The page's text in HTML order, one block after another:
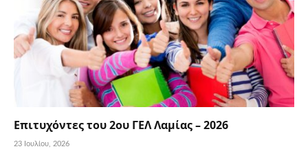
Επιτυχόντες του 2ου ΓΕΛ Λαμίας – 2026
23 Ιουλίου, 2026